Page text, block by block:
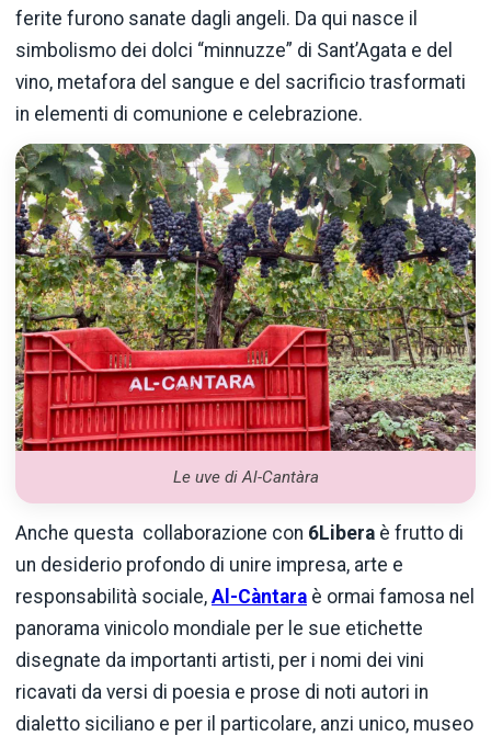
ferite furono sanate dagli angeli. Da qui nasce il
simbolismo dei dolci “minnuzze” di Sant’Agata e del
vino, metafora del sangue e del sacrificio trasformati
in elementi di comunione e celebrazione.
Le uve di Al-Cantàra
Anche questa collaborazione con 6Libera è frutto di
un desiderio profondo di unire impresa, arte e
responsabilità sociale, Al-Càntara è ormai famosa nel
panorama vinicolo mondiale per le sue etichette
disegnate da importanti artisti, per i nomi dei vini
ricavati da versi di poesia e prose di noti autori in
dialetto siciliano e per il particolare, anzi unico, museo